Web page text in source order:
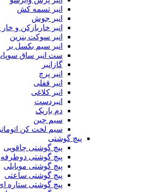
انبر تسمه کش
انبر جوش
انبر خاربازکن و
انبر سوکت بنزین
انبر سیم بکسل بر
ست انبر ساق
گازانبر
انبر پرچ
انبر قفلی
انبر کلاغی
انبردست
دم باریک
سیم چین
سیم لخت کن
پیچ گوشتی
پیچ گوشتی چاقویی
پیچ گوشتی دوطرفه
پیچ گوشتی موبایلی
پیچ گوشتی ساعتی
پیچ گوشتی ستاره